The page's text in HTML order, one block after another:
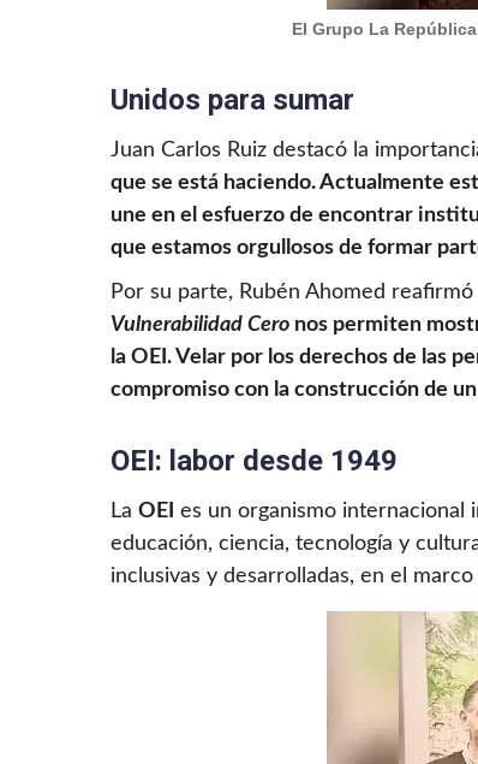
El Grupo La
Unidos para sumar
Juan Carlos Ruiz destacó la
que se está haciendo. Actualmente
une en el esfuerzo de encontrar
que estamos orgullosos de formar
Por su parte, Rubén Ahomed
Vulnerabilidad Cero nos permiten
la OEI. Velar por los derechos de las
compromiso con la construcción de
OEI: labor desde 1949
La OEI es un organismo internacional
educación, ciencia, tecnología y
inclusivas y desarrolladas, en el